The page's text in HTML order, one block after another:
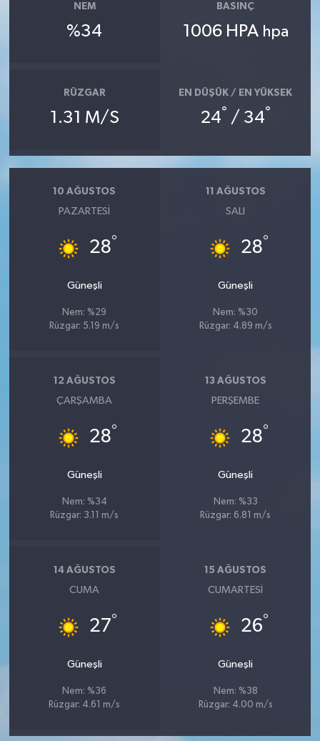
NEM
%34
BASINÇ
1006 HPA hpa
RÜZGAR
1.31 M/S
EN DÜŞÜK / EN YÜKSEK
24° / 34°
10 AĞUSTOS
PAZARTESI
28°
Güneşli
Nem: %29
Rüzgar: 5.19 m/s
11 AĞUSTOS
SALI
28°
Güneşli
Nem: %30
Rüzgar: 4.89 m/s
12 AĞUSTOS
ÇARŞAMBA
28°
Güneşli
Nem: %34
Rüzgar: 3.11 m/s
13 AĞUSTOS
PERŞEMBE
28°
Güneşli
Nem: %33
Rüzgar: 6.81 m/s
14 AĞUSTOS
CUMA
27°
Güneşli
Nem: %36
Rüzgar: 4.61 m/s
15 AĞUSTOS
CUMARTESI
26°
Güneşli
Nem: %38
Rüzgar: 4.00 m/s